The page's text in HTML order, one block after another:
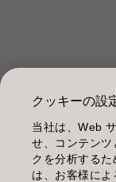
クッキーの設
当社は、Web
せ、コンテンツ
クを分析する
は、お客様に